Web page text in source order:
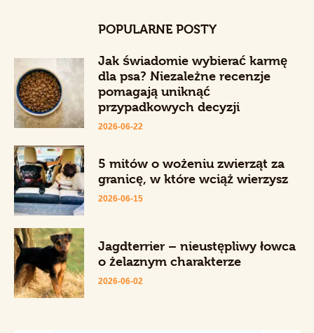
POPULARNE POSTY
Jak świadomie wybierać karmę
dla psa? Niezależne recenzje
pomagają uniknąć
przypadkowych decyzji
2026-06-22
5 mitów o wożeniu zwierząt za
granicę, w które wciąż wierzysz
2026-06-15
Jagdterrier – nieustępliwy łowca
o żelaznym charakterze
2026-06-02